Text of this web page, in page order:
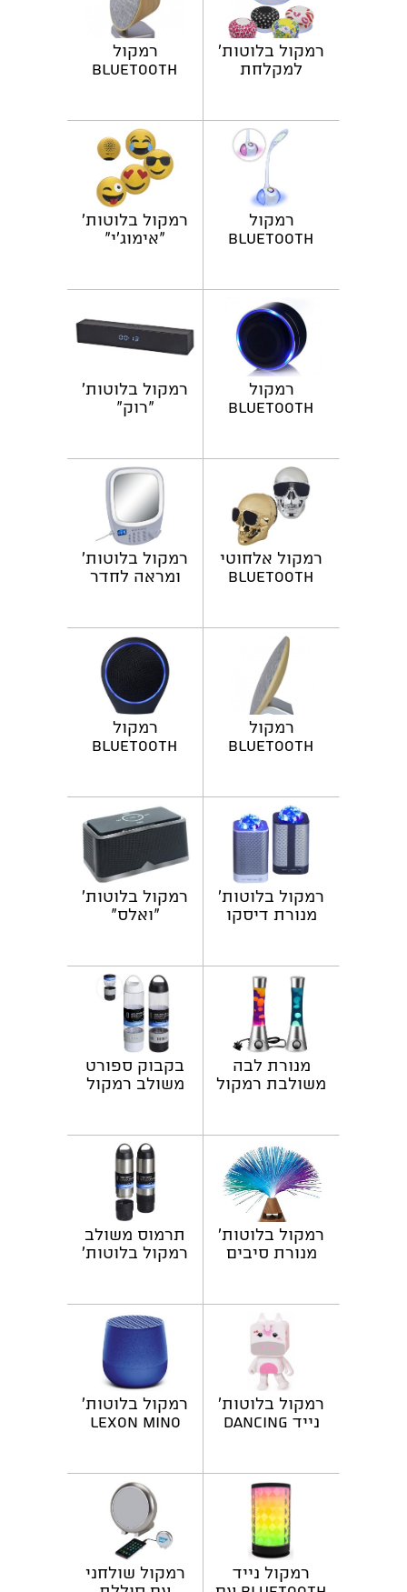
רמקול בלוטות'
למקלחת
רמקול
Bluetooth
רמקול
BLUETOOTH
רמקול בלוטות'
"אימוג'י"
רמקול
BLUETOOTH
רמקול בלוטות'
"רוק"
רמקול אלחוטי
Bluetooth
רמקול בלוטות'
ומראה לחדר
רמקול
Bluetooth
רמקול
BLUETOOTH
רמקול בלוטות'
מנורת דיסקו
רמקול בלוטות'
"ואלס"
מנורת לבה
משולבת רמקול
בקבוק ספורט
משולב רמקול
רמקול בלוטות'
מנורת סיבים
תרמוס משולב
רמקול בלוטות'
רמקול בלוטות'
נייד DANCING
רמקול בלוטות'
LEXON MINO
רמקול נייד
רמקול שולחני